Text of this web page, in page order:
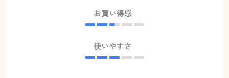
お買い得感
使いやすさ